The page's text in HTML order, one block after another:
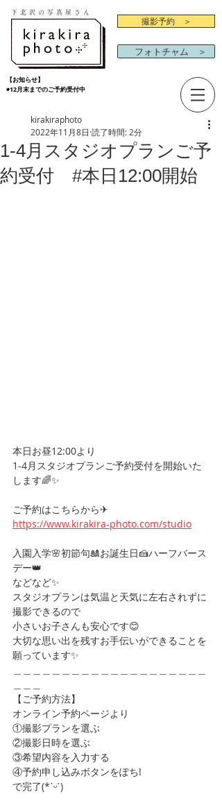
下北沢の写真屋さん
撮影予約 ＞
フォトチャム ＞
【お知らせ】
◉12月末までのご予約受付中
1-4月スタジオプランご予
約受付 #本日12:00開始
kirakiraphoto
2022年11月8日 読了時間: 2分
本日お昼12:00より
1-4月スタジオプランご予約受付を開始いた
します🌈✨
ご予約はこちらから✈︎
https://www.kirakira-photo.com/studio
入園入学🌸初節句🎎お誕生日🍰ハーフバース
デー👑
などなど✨
スタジオプランは気温と天気に左右されずに
撮影できるので
小さいお子さんも安心です😊
大切な思い出を残すお手伝いができることを
願っています✨
【ご予約方法】
オンライン予約ページより
①撮影プランを選ぶ
②撮影日時を選ぶ
③希望内容を入力する
④予約申し込みボタンをぽち!
で完了(*ˊᵕˋ)